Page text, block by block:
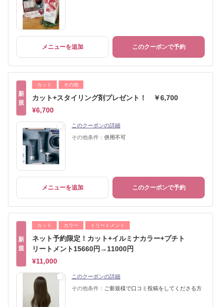
メニューを追加 このクーポンで予約
新
規
カット その他
カット+スタイリング剤プレゼント！ ￥6,700
¥6,700
このクーポンの詳細
その他条件： 併用不可
メニューを追加 このクーポンで予約
新
規
カット カラー トリートメント
ネット予約限定！カット+イルミナカラー+プチト
リートメント15660円→11000円
¥11,000
このクーポンの詳細
その他条件： ご新規様で口コミ投稿をしてくださる方